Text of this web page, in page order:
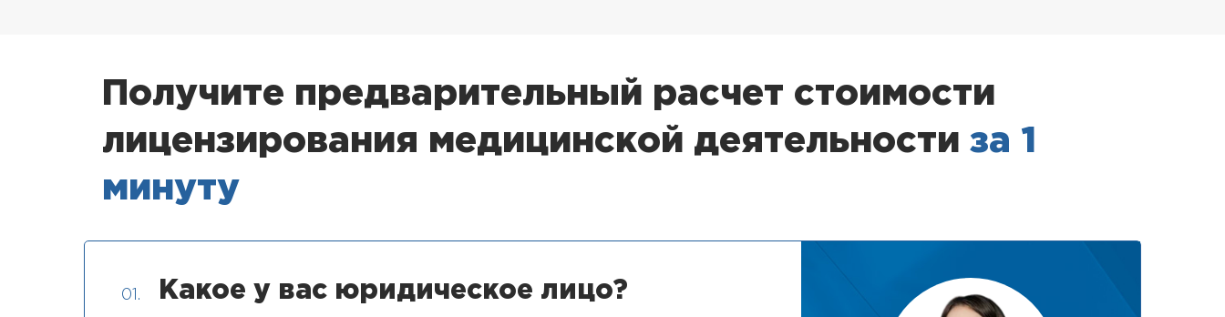
Получите предварительный расчет стоимости
лицензирования медицинской деятельности за 1
минуту
01. Какое у вас юридическое лицо?